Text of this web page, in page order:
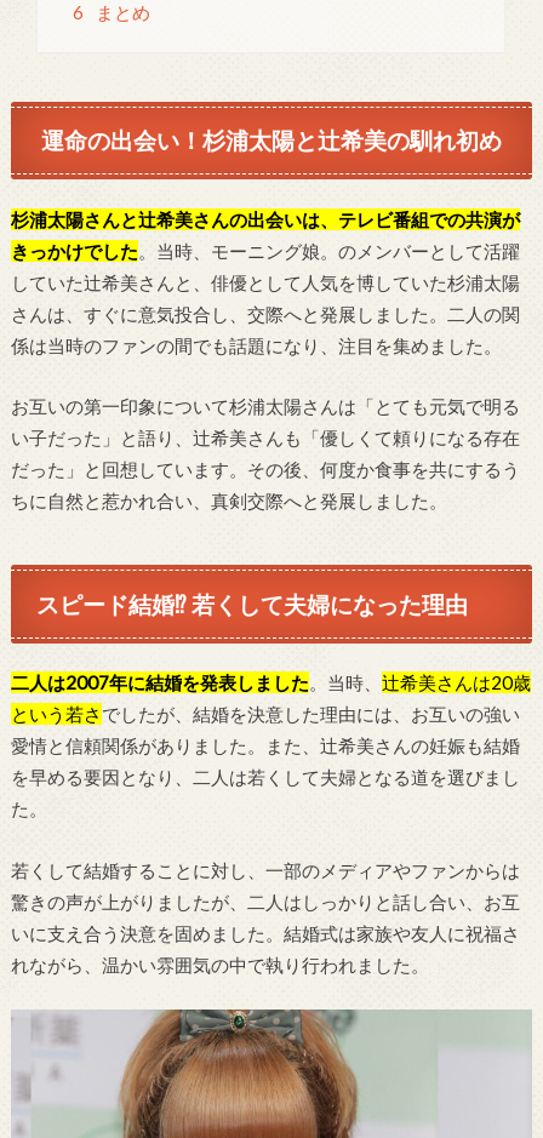
6 まとめ
運命の出会い！杉浦太陽と辻希美の馴れ初め
杉浦太陽さんと辻希美さんの出会いは、テレビ番組での共演が
きっかけでした 。当時、モーニング娘。のメンバーとして活躍
していた辻希美さんと、俳優として人気を博していた杉浦太陽
さんは、すぐに意気投合し、交際へと発展しました。二人の関
係は当時のファンの間でも話題になり、注目を集めました。
お互いの第一印象について杉浦太陽さんは「とても元気で明る
い子だった」と語り、辻希美さんも「優しくて頼りになる存在
だった」と回想しています。その後、何度か食事を共にするう
ちに自然と惹かれ合い、真剣交際へと発展しました。
スピード結婚⁉ 若くして夫婦になった理由
二人は2007年に結婚を発表しました。当時、 辻希美さんは20歳
という若さ でしたが、結婚を決意した理由には、お互いの強い
愛情と信頼関係がありました。また、辻希美さんの妊娠も結婚
を早める要因となり、二人は若くして夫婦となる道を選びまし
た。
若くして結婚することに対し、一部のメディアやファンからは
驚きの声が上がりましたが、二人はしっかりと話し合い、お互
いに支え合う決意を固めました。結婚式は家族や友人に祝福さ
れながら、温かい雰囲気の中で執り行われました。